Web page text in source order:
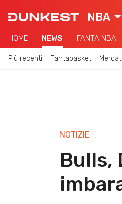
NBA
HOME NEWS FANTA NBA
Più recenti Fantabasket
NOTIZIE
Bulls,